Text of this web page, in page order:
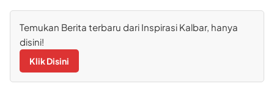
Temukan Berita terbaru dari Inspirasi Kalbar, hanya
disini!
Klik Disini